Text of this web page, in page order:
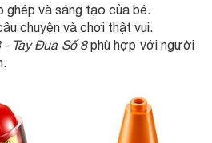
ghép và sáng tạo của bé.
chuyện và chơi thật vui.
Tay Đua Số 8phù hợp với người